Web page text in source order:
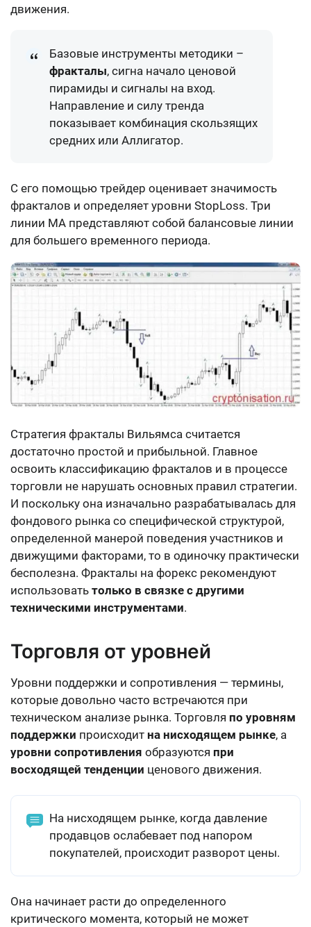
движения.
Базовые инструменты методики –
фракталы, сигна начало ценовой
пирамиды и сигналы на вход.
Направление и силу тренда
показывает комбинация скользящих
средних или Аллигатор.
С его помощью трейдер оценивает значимость
фракталов и определяет уровни StopLoss. Три
линии МА представляют собой балансовые линии
для большего временного периода.
Стратегия фракталы Вильямса считается
достаточно простой и прибыльной. Главное
освоить классификацию фракталов и в процессе
торговли не нарушать основных правил стратегии.
И поскольку она изначально разрабатывалась для
фондового рынка со специфической структурой,
определенной манерой поведения участников и
движущими факторами, то в одиночку практически
бесполезна. Фракталы на форекс рекомендуют
использовать только в связке с другими
техническими инструментами.
Торговля от уровней
Уровни поддержки и сопротивления — термины,
которые довольно часто встречаются при
техническом анализе рынка. Торговля по уровням
поддержки происходит на нисходящем рынке, а
уровни сопротивления образуются при
восходящей тенденции ценового движения.
На нисходящем рынке, когда давление
продавцов ослабевает под напором
покупателей, происходит разворот цены.
Она начинает расти до определенного
критического момента, который не может